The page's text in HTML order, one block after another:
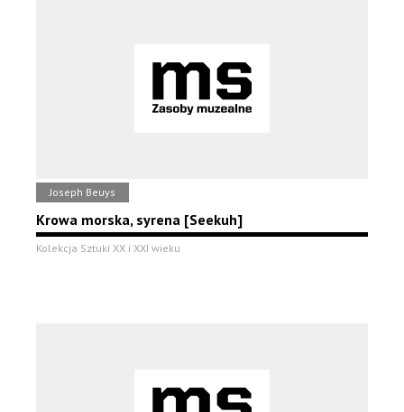
Joseph Beuys
Krowa morska, syrena [Seekuh]
Kolekcja Sztuki XX i XXI wieku